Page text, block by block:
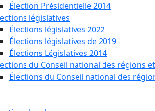
Élection Présidentielle 2014
législatives
Élections législatives 2022
Élections législatives de 2019
Élections Législatives 2014
du Conseil national des régions
Élections du Conseil national des